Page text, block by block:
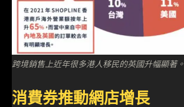
跨境銷售上近年很多港人移民的英國升幅顯著。
消費券推動網店增長